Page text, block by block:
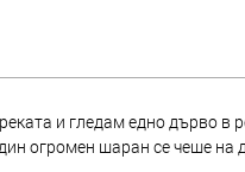
и гледам едно дърво в
огромен шаран се чеше